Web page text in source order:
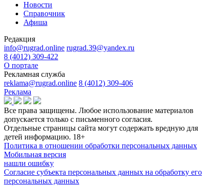
Новости
Справочник
Афиша
Редакция
info@rugrad.online rugrad.39@yandex.ru
8 (4012) 309-422
О портале
Рекламная служба
reklama@rugrad.online 8 (4012) 309-406
Реклама
Все права защищены. Любое использование материалов
допускается только с письменного согласия.
Отдельные страницы сайта могут содержать вредную для
детей информацию. 18+
Политика в отношении обработки персональных данных
Мобильная версия
нашли ошибку
Согласие субъекта персональных данных на обработку его
персональных данных